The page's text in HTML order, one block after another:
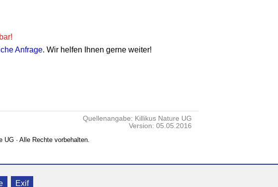
Anfrage. Wir helfen Ihnen gerne weiter!
Quellenangabe: Killikus Nature UG
Version: 05.05.2016
· Alle Rechte vorbehalten.
Exif